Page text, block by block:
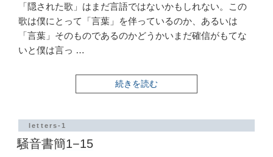
「隠された歌」はまだ言語ではないかもしれない。この
歌は僕にとって「言葉」を伴っているのか、あるいは
「言葉」そのものであるのかどうかいまだ確信がもてな
いと僕は言っ …
“騒
音
16”
続きを読む
letters-1
騒音書簡1−15